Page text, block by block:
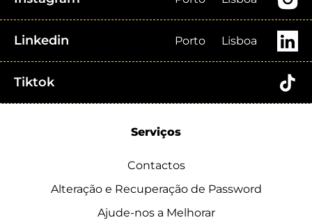
Linkedin Porto Lisboa
Tiktok
Serviços
Contactos
Alteração e Recuperação de Password
Ajude-nos a Melhorar